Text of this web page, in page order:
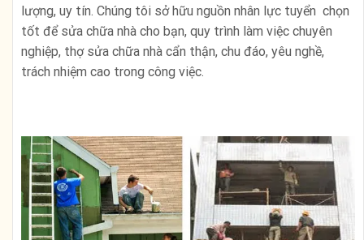
lượng, uy tín. Chúng tôi sở hữu nguồn nhân lực tuyển chọn
tốt để sửa chữa nhà cho bạn, quy trình làm việc chuyên
nghiệp, thợ sửa chữa nhà cẩn thận, chu đáo, yêu nghề,
trách nhiệm cao trong công việc.